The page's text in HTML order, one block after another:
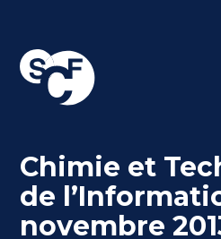
content
Chimie et
de
novembre